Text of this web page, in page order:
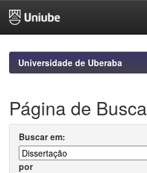
navigationUniversidade de Uberaba
Página de Busca
Buscar em:
por